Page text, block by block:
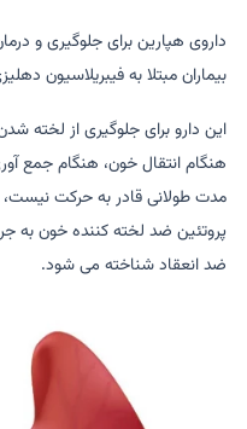
داروی هپارین برای جلوگیری و
بیماران مبتلا به فیبریلاسیون
این دارو برای جلوگیری از لخته
هنگام انتقال خون، هنگام جمع
مدت طولانی قادر به حرکت نیست،
پروتئین ضد لخته کننده خون به
ضد انعقاد شناخته می شود.